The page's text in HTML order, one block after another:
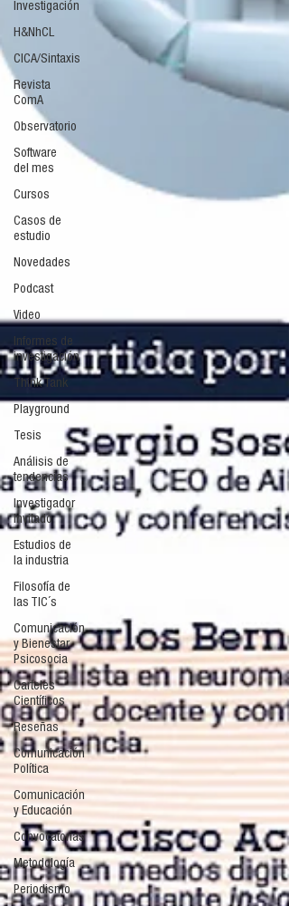
Investigación
H&NhCL
CICA/Sintaxis
Revista
ComA
Observatorio
Software
del mes
Cursos
Casos de
estudio
Novedades
Podcast
Video
Informes de
investigación
Think Tank
Playground
Tesis
Análisis de
tendencias
Investigador
Invitado
Estudios de
la industria
Filosofía de
las TIC´s
Comunicación
y Bienestar
Psicosocia
Carteles
Científicos
Reseñas
Comunicación
Política
Comunicación
y Educación
Convocatorias
Metodología
Periodismo